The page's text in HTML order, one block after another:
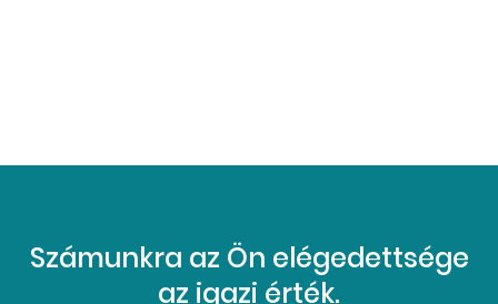
Számunkra az Ön elégedettsége
az igazi érték.